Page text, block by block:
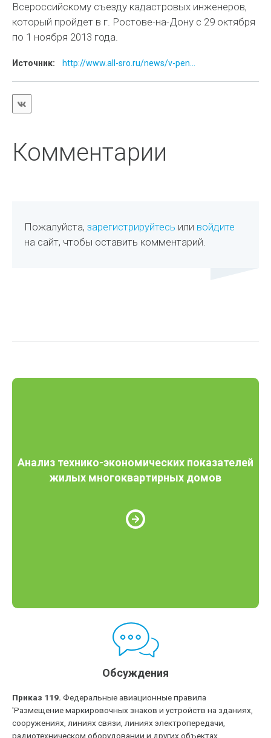
Всероссийскому съезду кадастровых инженеров,
который пройдет в г. Ростове-на-Дону с 29 октября
по 1 ноября 2013 года.
Источник: http://www.all-sro.ru/news/v-pen...
Комментарии
Пожалуйста,зарегистрируйтесь или войдите
на сайт, чтобы оставить комментарий.
Анализ технико-экономических показателей
жилых многоквартирных домов
Обсуждения
Приказ 119. Федеральные авиационные правила
'Размещение маркировочных знаков и устройств на зданиях,
сооружениях, линиях связи, линиях электропередачи,
радиотехническом оборудовании и других объектах,